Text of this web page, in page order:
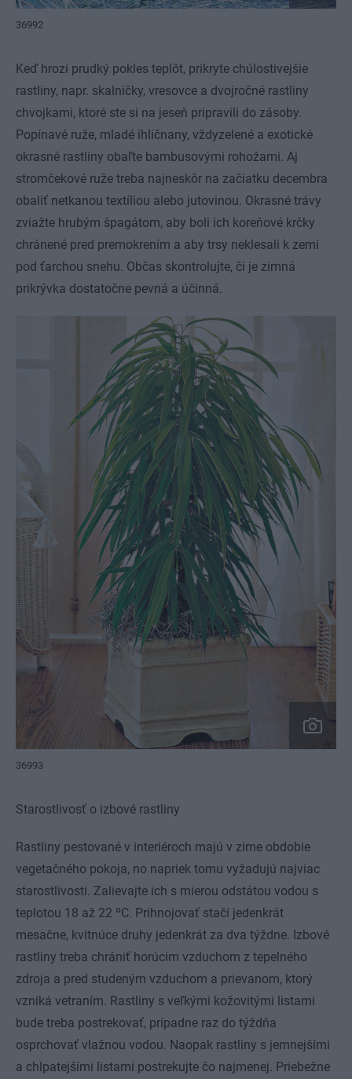
36992
Keď hrozí prudký pokles teplôt, prikryte chúlostivejšie
rastliny, napr. skalničky, vresovce a dvojročné rastliny
chvojkami, ktoré ste si na jeseň pripravili do zásoby.
Popínavé ruže, mladé ihličnany, vždyzelené a exotické
okrasné rastliny obaľte bambusovými rohožami. Aj
stromčekové ruže treba najneskôr na začiatku decembra
obaliť netkanou textíliou alebo jutovinou. Okrasné trávy
zviažte hrubým špagátom, aby boli ich koreňové krčky
chránené pred premokrením a aby trsy neklesali k zemi
pod ťarchou snehu. Občas skontrolujte, či je zimná
prikrývka dostatočne pevná a účinná.
36993
Starostlivosť o izbové rastliny
Rastliny pestované v interiéroch majú v zime obdobie
vegetačného pokoja, no napriek tomu vyžadujú najviac
starostlivosti. Zalievajte ich s mierou odstátou vodou s
teplotou 18 až 22 ºC. Prihnojovať stačí jedenkrát
mesačne, kvitnúce druhy jedenkrát za dva týždne. Izbové
rastliny treba chrániť horúcim vzduchom z tepelného
zdroja a pred studeným vzduchom a prievanom, ktorý
vzniká vetraním. Rastliny s veľkými kožovitými listami
bude treba postrekovať, prípadne raz do týždňa
osprchovať vlažnou vodou. Naopak rastliny s jemnejšími
a chlpatejšími listami postrekujte čo najmenej. Priebežne